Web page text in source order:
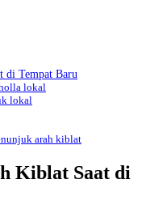
di Tempat Baru
lokal
lokal
arah kiblat
Kiblat Saat di